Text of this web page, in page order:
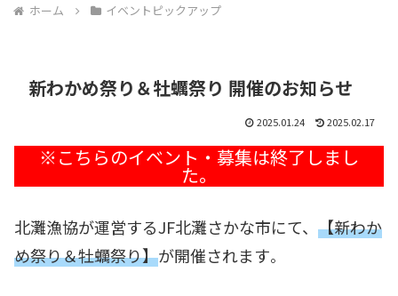
ホーム イベントピックアップ
新わかめ祭り＆牡蠣祭り 開催のお知らせ
2025.01.24 2025.02.17
北灘漁協が運営するJF北灘さかな市にて、 【新わか
め祭り＆牡蠣祭り】が開催されます。